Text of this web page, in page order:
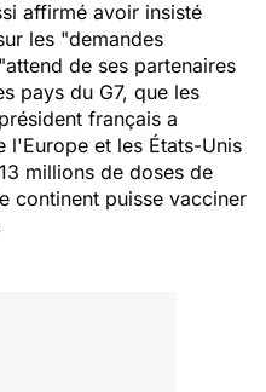
affirmé avoir insisté
les "demandes
"attend de ses partenaires
pays du G7, que les
français a
l'Europe et les États-Unis
13 millions de doses de
continent puisse vacciner